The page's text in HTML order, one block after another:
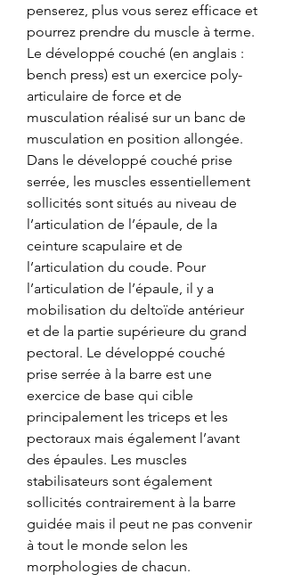
penserez, plus vous serez efficace et
pourrez prendre du muscle à terme.
Le développé couché (en anglais :
bench press) est un exercice poly-
articulaire de force et de
musculation réalisé sur un banc de
musculation en position allongée.
Dans le développé couché prise
serrée, les muscles essentiellement
sollicités sont situés au niveau de
l’articulation de l’épaule, de la
ceinture scapulaire et de
l’articulation du coude. Pour
l’articulation de l’épaule, il y a
mobilisation du deltoïde antérieur
et de la partie supérieure du grand
pectoral. Le développé couché
prise serrée à la barre est une
exercice de base qui cible
principalement les triceps et les
pectoraux mais également l’avant
des épaules. Les muscles
stabilisateurs sont également
sollicités contrairement à la barre
guidée mais il peut ne pas convenir
à tout le monde selon les
morphologies de chacun.